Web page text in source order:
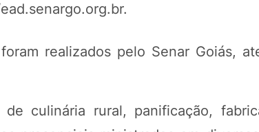
realizados pelo Senar Goiás,
culinária rural, panificação,